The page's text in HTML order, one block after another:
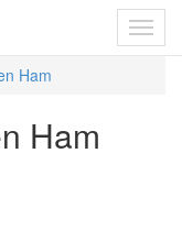
Ham
Ham